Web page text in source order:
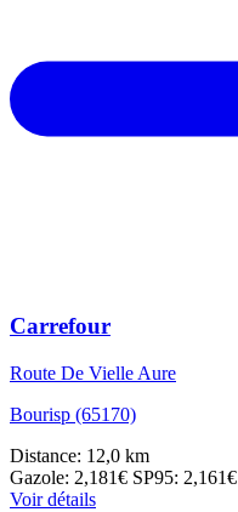
Carrefour
Route De Vielle Aure
Bourisp (65170)
Distance: 12,0 km
Gazole: 2,181€ SP95: 2,161€
Voir détails